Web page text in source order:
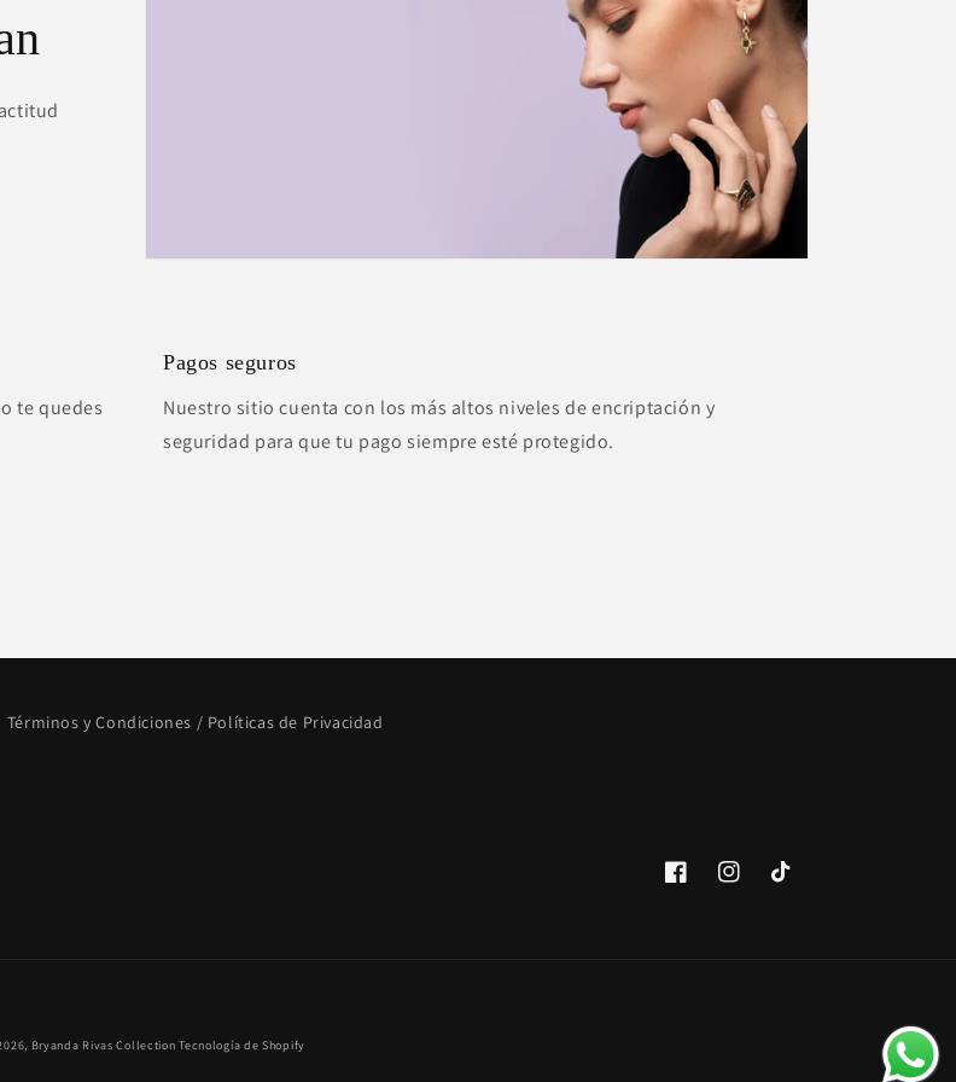
te quedes
Pagos seguros
Nuestro sitio cuenta con los más altos niveles de encriptación y
seguridad para que tu pago siempre esté protegido.
Términos y Condiciones / Políticas de Privacidad
FacebookInstagramTikTok
Bryanda Rivas Collection Tecnología de Shopify